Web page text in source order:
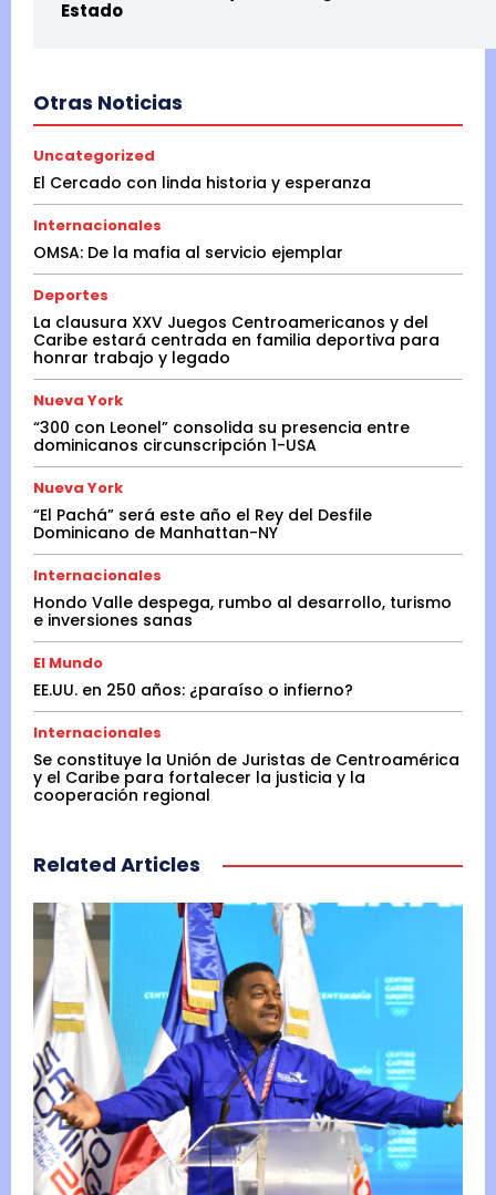
Estado
Otras Noticias
Uncategorized
El Cercado con linda historia y esperanza
Internacionales
OMSA: De la mafia al servicio ejemplar
Deportes
La clausura XXV Juegos Centroamericanos y del
Caribe estará centrada en familia deportiva para
honrar trabajo y legado
Nueva York
“300 con Leonel” consolida su presencia entre
dominicanos circunscripción 1-USA
Nueva York
“El Pachá” será este año el Rey del Desfile
Dominicano de Manhattan-NY
Internacionales
Hondo Valle despega, rumbo al desarrollo, turismo
e inversiones sanas
El Mundo
EE.UU. en 250 años: ¿paraíso o infierno?
Internacionales
Se constituye la Unión de Juristas de Centroamérica
y el Caribe para fortalecer la justicia y la
cooperación regional
Related Articles